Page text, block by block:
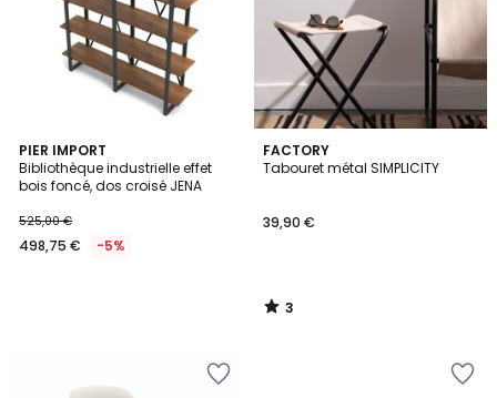
PIER IMPORT
Bibliothèque industrielle effet
bois foncé, dos croisé JENA
525,00 €
498,75 € -5%
FACTORY
Tabouret métal SIMPLICITY
39,90 €
3
/
3
/